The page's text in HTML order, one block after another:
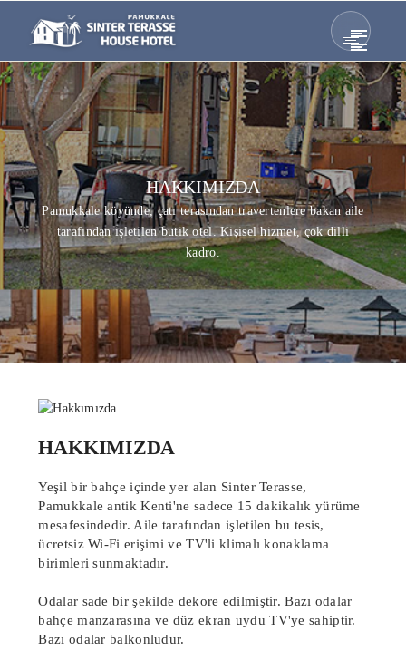
HAKKIMIZDA
Pamukkale köyünde, çatı terasından travertenlere bakan aile
tarafından işletilen butik otel. Kişisel hizmet, çok dilli
kadro.
HAKKIMIZDA
Yeşil bir bahçe içinde yer alan Sinter Terasse,
Pamukkale antik Kenti'ne sadece 15 dakikalık yürüme
mesafesindedir. Aile tarafından işletilen bu tesis,
ücretsiz Wi-Fi erişimi ve TV'li klimalı konaklama
birimleri sunmaktadır.
Odalar sade bir şekilde dekore edilmiştir. Bazı odalar
bahçe manzarasına ve düz ekran uydu TV'ye sahiptir.
Bazı odalar balkonludur.